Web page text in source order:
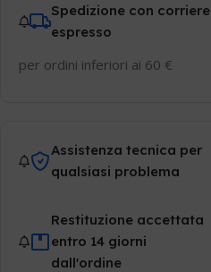
Spedizione con corriere
espresso
per ordini inferiori ai 60 €
Assistenza tecnica per
qualsiasi problema
Restituzione accettata
entro 14 giorni
dall'ordine